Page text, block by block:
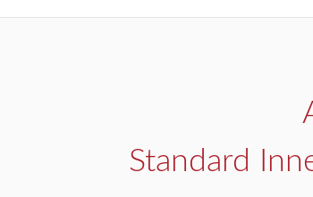
Standard